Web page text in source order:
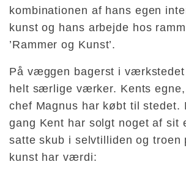
kombinationen af hans egen
kunst og hans arbejde hos
’Rammer og Kunst’.
På væggen bagerst i
helt særlige værker. Kents egne,
chef Magnus har købt til stedet.
gang Kent har solgt noget af sit
satte skub i selvtilliden og troen
kunst har værdi: